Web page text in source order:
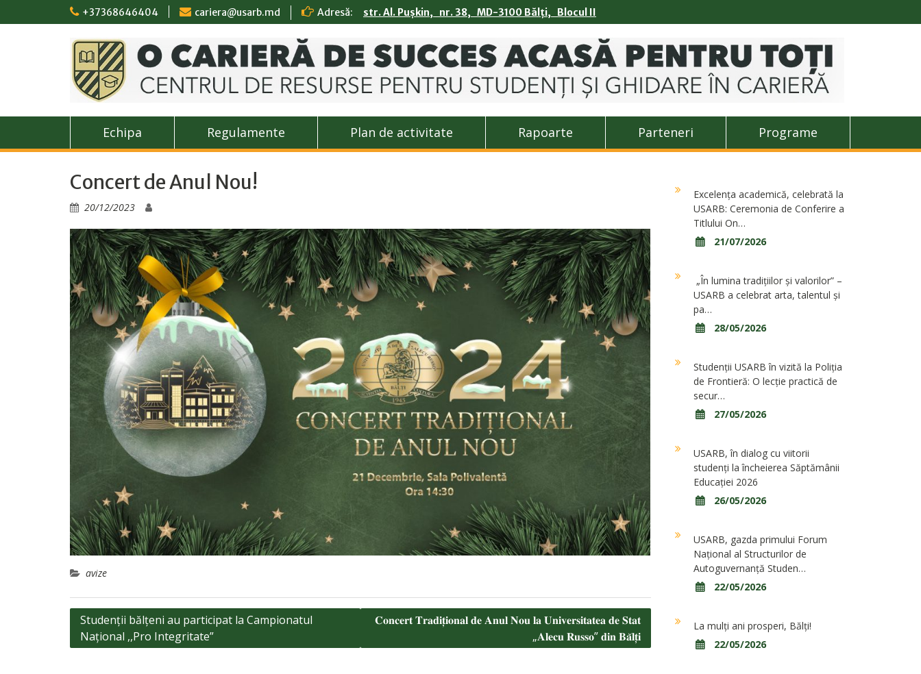
to
+37368646404 cariera@usarb.md Adresă: str. Al. Pușkin, nr. 38, MD-3100 Bălți, Blocul II
Echipa Regulamente Plan de activitate Rapoarte Parteneri Programe
Concert de Anul Nou!
20/12/2023
avize
Navigare
în
Studenții bălțeni au participat la Campionatul
Național ,,Pro Integritate”
𝐂𝐨𝐧𝐜𝐞𝐫𝐭 𝐓𝐫𝐚𝐝𝐢𝐭̦𝐢𝐨𝐧𝐚𝐥 𝐝𝐞 𝐀𝐧𝐮𝐥 𝐍𝐨𝐮 𝐥𝐚 𝐔𝐧𝐢𝐯𝐞𝐫𝐬𝐢𝐭𝐚𝐭𝐞𝐚 𝐝𝐞 𝐒𝐭𝐚𝐭
„𝐀𝐥𝐞𝐜𝐮 𝐑𝐮𝐬𝐬𝐨” 𝐝𝐢𝐧 𝐁𝐚̆𝐥𝐭̦𝐢
Excelența academică, celebrată la
USARB: Ceremonia de Conferire a
Titlului On…
21/07/2026
„În lumina tradițiilor și valorilor” –
USARB a celebrat arta, talentul și
pa…
28/05/2026
Studenții USARB în vizită la Poliția
de Frontieră: O lecție practică de
secur…
27/05/2026
USARB, în dialog cu viitorii
studenți la încheierea Săptămânii
Educației 2026
26/05/2026
USARB, gazda primului Forum
Național al Structurilor de
Autoguvernanță Studen…
22/05/2026
La mulți ani prosperi, Bălți!
22/05/2026